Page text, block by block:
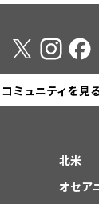
コミュニティを見
北米
オセア